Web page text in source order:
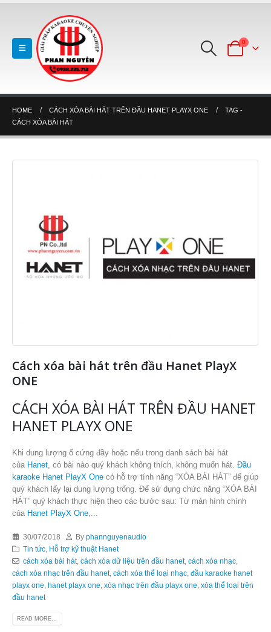
0
HOME CÁCH XÓA BÀI HÁT TRÊN ĐẦU HANET PLAYX ONE
TAG -
CÁCH XÓA BÀI HÁT
Cách xóa bài hát trên đầu Hanet PlayX
ONE
CÁCH XÓA BÀI HÁT TRÊN ĐẦU HANET
HANET PLAYX ONE
Khi dung lượng ổ cứng đầy hoặc nếu trong danh sách bài hát
của Hanet , có bài nào quý khách không thích, không muốn hát. Đầu
karaoke Hanet PlayX One có hỗ trợ tính năng “XÓA BÀI HÁT” để giúp
quý khách lấy lại dung lượng trống. Để sử dụng chức năng “XÓA BÀI
HÁT” quý khách thực hiện theo các bước sau: Từ màn hình chính
của Hanet PlayX One
30/07/2018 Byphannguyenaudio
Tin tức, Hỗ trợ kỹ thuật Hanet
cách xóa bài hát, cách xóa dữ liệu trên đầu hanet, cách xóa nhạc,
cách xóa nhạc trên đầu hanet, cách xóa thể loại nhạc đầu karaoke hanet
playx one hanet playx one xóa nhạc trên đầu playx one xóa thể loại trên
đầu hanet
READ MORE...